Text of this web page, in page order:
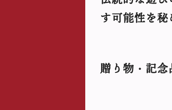
す可能性を秘
贈り物・記念